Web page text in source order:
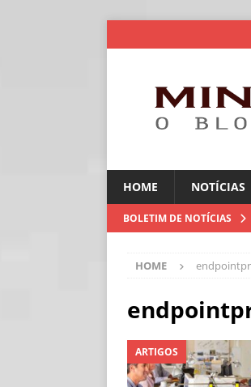
HOME NOTÍCIAS
BOLETIM DE NOTÍCIAS
HOME
ARTIGOS